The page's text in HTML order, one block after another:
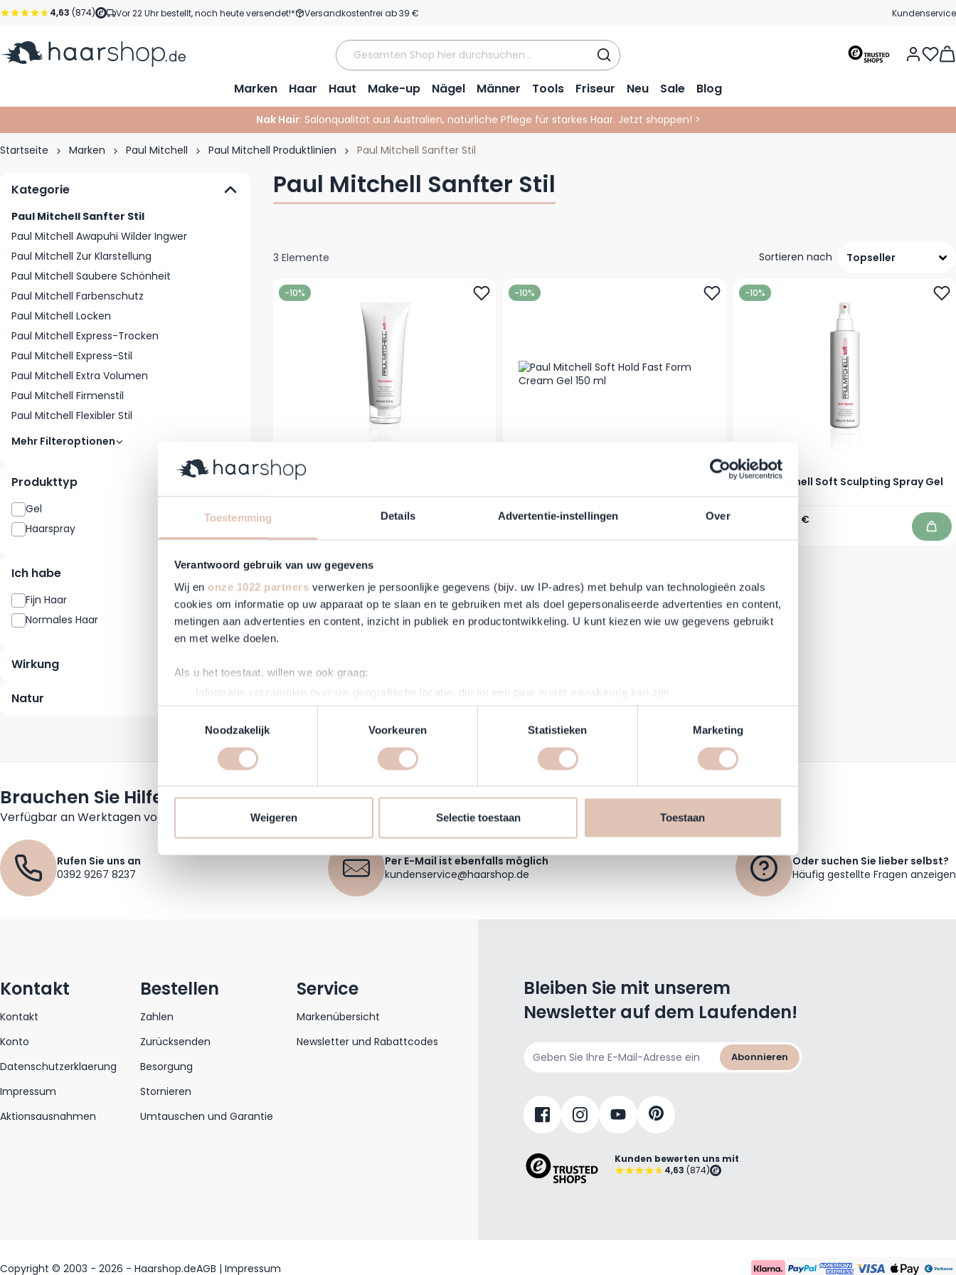
Toestemming Details Advertentie-instellingen Over
Verantwoord gebruik van uw gegevens
Wij en onze 1022 partners verwerken je persoonlijke gegevens (bijv. uw IP-adres) met behulp van technologieën zoals
cookies om informatie op uw apparaat op te slaan en te gebruiken met als doel gepersonaliseerde advertenties en content,
metingen aan advertenties en content, inzicht in publiek en productontwikkeling. U kunt kiezen wie uw gegevens gebruikt
en met welke doelen.
Als u het toestaat, willen we ook graag:
Informatie verzamelen over uw geografische locatie, die tot een paar meter nauwkeurig kan zijn
Uw apparaat identificeren door het actief te scannen op specifieke eigenschappen (fingerprinting)
Lees meer over hoe uw persoonlijke gegevens worden verwerkt en stel uw voorkeuren in het
detailgedeeltein. U kunt uw
toestemming op elk moment wijzigen of intrekken in de Cookieverklaring.
technieken). Met deze cookies kunnen wij en derde partijen informatie over jou verzamelen en jouw internetgedrag binnen,
en mogelijk ook buiten, onze website volgen. Met deze informatie passen wij en derde partijen de website, onze
Noodzakelijk
Voorkeuren Statistieken Marketing
Weigeren Selectie toestaan Toestaan
Zum Inhalt springen
4,63 (874) Vor 22 Uhr bestellt, noch heute versendet!* Versandkostenfrei ab 39 € Kundenservice
Marken Haar Haut Make-up Nägel Männer Tools Friseur Neu Sale Blog
Nak Hair: Salonqualität aus Australien, natürliche Pflege für starkes Haar. Jetzt shoppen! >
Startseite Marken Paul Mitchell Paul Mitchell Produktlinien Paul Mitchell Sanfter Stil
Paul Mitchell Sanfter Stil
Kategorie
Paul Mitchell Sanfter Stil
Paul Mitchell Awapuhi Wilder Ingwer
Paul Mitchell Zur Klarstellung
Paul Mitchell Saubere Schönheit
Paul Mitchell Farbenschutz
Paul Mitchell Locken
Paul Mitchell Express-Trocken
Paul Mitchell Express-Stil
Paul Mitchell Extra Volumen
Paul Mitchell Firmenstil
Paul Mitchell Flexibler Stil
Mehr Filteroptionen
Produkttyp
Gel
Haarspray
Ich habe
Fijn Haar
2
Normales Haar
2
Wirkung
Natur
3 Elemente Sortieren nach
-10%
Paul Mitchell - Soft Style - The Cream
-10%
Sonderpreis
29,50 €
Regulärer Preis
32,90 €
-10%
Paul Mitchell Soft Sculpting Spray Gel
17,89 €
Regulärer Preis
In
Brauchen Sie Hilfe?
Verfügbar an Werktagen von 09:30 bis 17:30
Rufen Sie uns an
0392 9267 8237
Per E-Mail ist ebenfalls möglich
kundenservice@haarshop.de
Oder suchen Sie lieber selbst?
Häufig gestellte Fragen anzeigen
Kontakt
Kontakt
Konto
Datenschutzerklaerung
Impressum
Aktionsausnahmen
Bestellen
Zahlen
Zurücksenden
Besorgung
Stornieren
Umtauschen und Garantie
Service
Markenübersicht
Newsletter und Rabattcodes
Bleiben Sie mit unserem
Newsletter auf dem Laufenden!
Abonnieren
Kunden bewerten uns mit
4,63 (874)
Copyright © 2003 - 2026 - Haarshop.deAGB | Impressum